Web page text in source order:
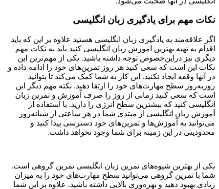
نکات مهم برای یادگیری زبان انگلیسی
اگر علاقه‌مند به یادگیری زبان انگلیسی هستید علاوه بر این که باید
اقدام به تهیه بهترین اموزش زبان انگلیسی کنید باید به نکات مهم
دیگری نیز دراین‌خصوص توجه داشته باشید. یکی از مهم‌ترین این
نکات این است که سعی کنید هر روز تمرین‌های خود را ادامه داده و
در آنها وقفه ایجاد نکنید. این کار به شما کمک می‌کند تا بتوانید
روزبه‌روز سطح مهارت‌های خود را ارتقا دهید. نکته مهم دیگر این
است که سعی کنید زمانی از روز را صرف آموزش و تمرین زبان
انگلیسی کنید که بیشترین سطح انرژی را دارید. با استفاده از
آموزش زبان انگلیسی از مبتدی شما در هر ساعتی از شبانه‌روز
می‌توانید به آموزش‌ها و تمرین‌های خود دسترسی پیدا کنید و
محدودیتی در این زمینه برای شما وجود نخواهد داشت.
یکی از بهترین شیوه‌های تمرین زبان انگلیسی تمرین گروهی است.
شما با تمرین گروهی می‌توانید سطح مهارت‌های خود را به میزان
زیادی بهبود دهید و بهره‌وری بالایی داشته باشید. علاوه بر این شما